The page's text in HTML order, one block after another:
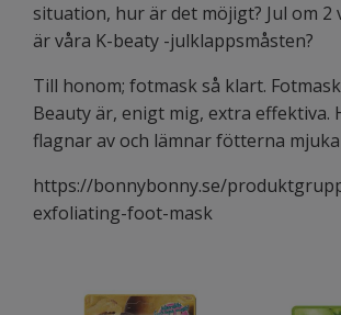
situation, hur är det möjigt? Jul om 2
är våra K-beaty -julklappsmåsten?
Till honom; fotmask så klart.
Beauty är, enigt mig, extra effektiva.
flagnar av och lämnar fötterna
https://bonnybonny.se/
exfoliating-foot-mask